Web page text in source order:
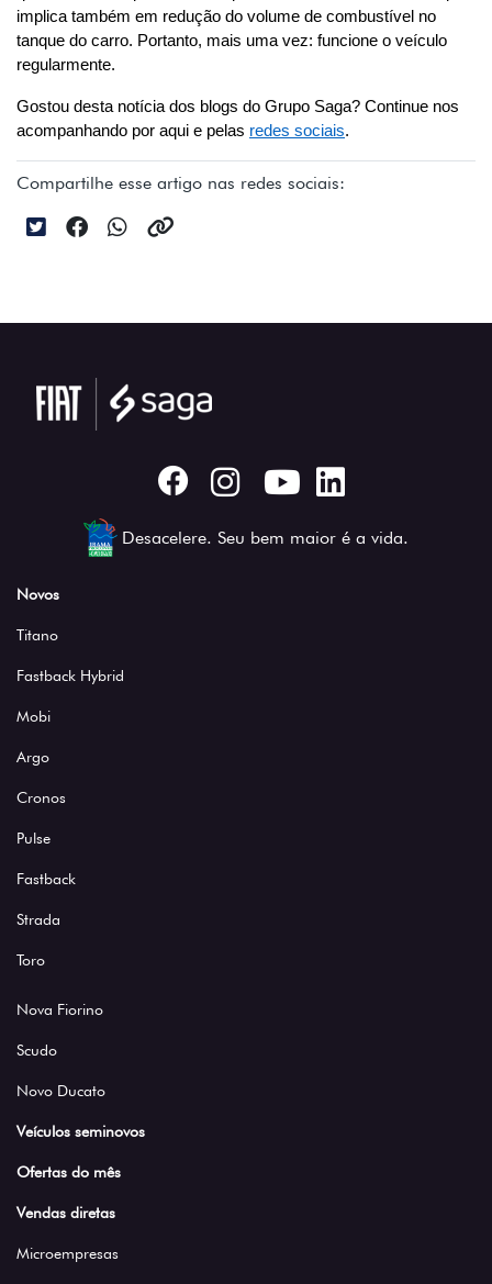
implica também em redução do volume de combustível no
tanque do carro. Portanto, mais uma vez: funcione o veículo
regularmente.
Gostou desta notícia dos blogs do Grupo Saga? Continue nos
acompanhando por aqui e pelas redes sociais.
Compartilhe esse artigo nas redes sociais:
Desacelere. Seu bem maior é a vida.
Novos
Titano
Fastback Hybrid
Mobi
Argo
Cronos
Pulse
Fastback
Strada
Toro
Nova Fiorino
Scudo
Novo Ducato
Veículos seminovos
Ofertas do mês
Vendas diretas
Microempresas